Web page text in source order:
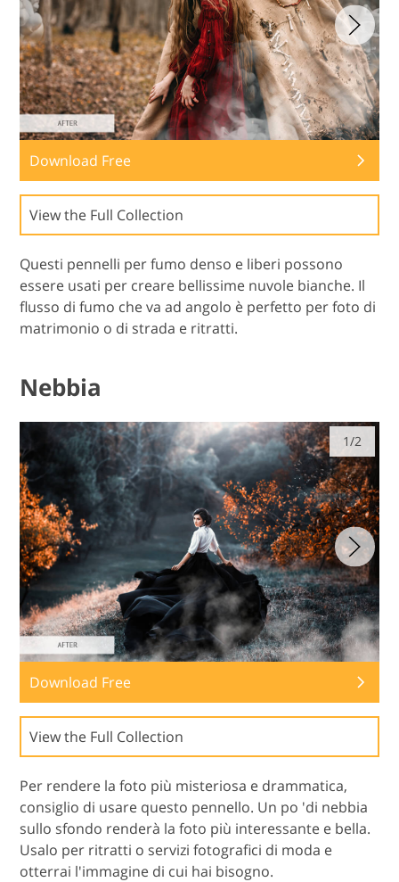
Download Free
View the Full Collection
Questi pennelli per fumo denso e liberi possono
essere usati per creare bellissime nuvole bianche. Il
flusso di fumo che va ad angolo è perfetto per foto di
matrimonio o di strada e ritratti.
Nebbia
1/2
Download Free
View the Full Collection
Per rendere la foto più misteriosa e drammatica,
consiglio di usare questo pennello. Un po 'di nebbia
sullo sfondo renderà la foto più interessante e bella.
Usalo per ritratti o servizi fotografici di moda e
otterrai l'immagine di cui hai bisogno.